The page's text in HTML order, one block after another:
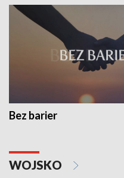
Bez barier
WOJSKO